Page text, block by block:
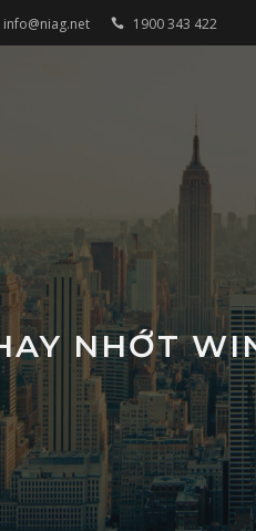
info@niag.net 1900 343 422
NHỚT